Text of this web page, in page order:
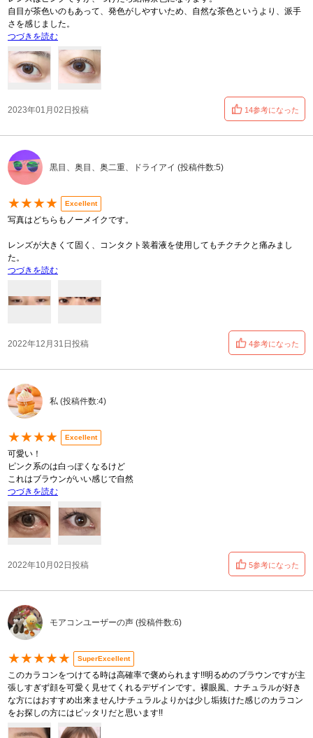
自目が茶色いのもあって、発色がしやすいため、自然な茶色というより、派手
さを感じました。
つづきを読む
2023年01月02日投稿 14参考になった
黒目、奥目、奥二重、ドライアイ (投稿件数:5)
★★★★ Excellent
写真はどちらもノーメイクです。
レンズが大きくて固く、コンタクト装着液を使用してもチクチクと痛みまし
た。
つづきを読む
2022年12月31日投稿 4参考になった
私 (投稿件数:4)
★★★★ Excellent
可愛い！
ピンク系のは白っぽくなるけど
これはブラウンがいい感じで自然
つづきを読む
2022年10月02日投稿 5参考になった
モアコンユーザーの声 (投稿件数:6)
★★★★★ SuperExcellent
このカラコンをつけてる時は高確率で褒められます!!明るめのブラウンですが主
張しすぎず顔を可愛く見せてくれるデザインです。裸眼風、ナチュラルが好き
な方にはおすすめ出来ません!ナチュラルよりかは少し垢抜けた感じのカラコン
をお探しの方にはピッタリだと思います!!